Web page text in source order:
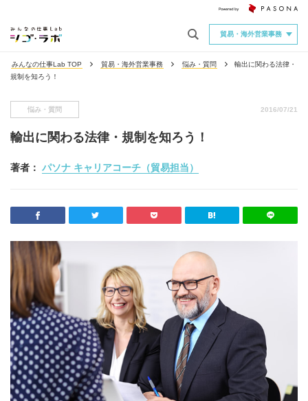
貿易・海外営業事務
みんなの仕事Lab TOP 貿易・海外営業事務 悩み・質問
輸出に関わる法律・
規制を知ろう！
悩み・質問 2016/07/21
輸出に関わる法律・規制を知ろう！
著者： パソナ キャリアコーチ（貿易担当）